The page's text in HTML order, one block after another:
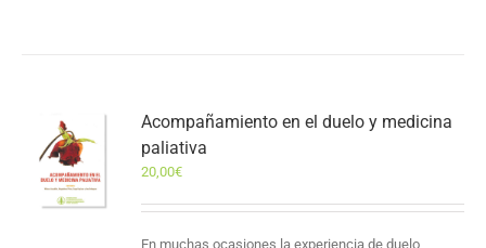
Acompañamiento en el duelo y medicina
paliativa
20,00€
En muchas ocasiones la experiencia de duelo